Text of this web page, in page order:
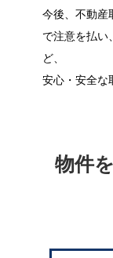
今後、不動産
で注意を払い
ど、
安心・安全な
物件